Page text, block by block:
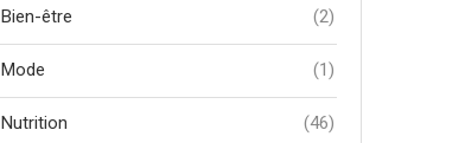
Bien-être (2)
Mode (1)
Nutrition (46)